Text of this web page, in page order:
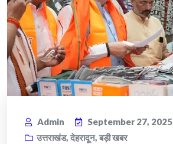
Admin
September 27, 2025
उत्तराखंड, देहरादून, बड़ी खबर